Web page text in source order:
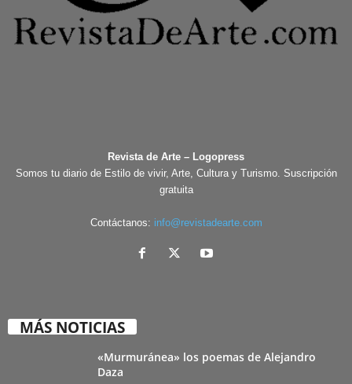
Revista de Arte – Logopress
Somos tu diario de Estilo de vivir, Arte, Cultura y Turismo. Suscripción
gratuita
Contáctanos: info@revistadearte.com
MÁS NOTICIAS
«Murmuránea» los poemas de Alejandro
Daza